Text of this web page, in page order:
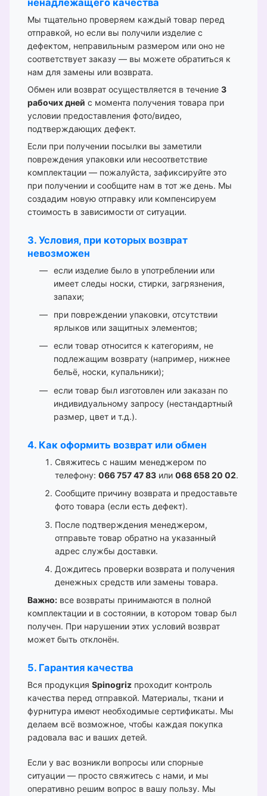
Мы тщательно проверяем каждый товар перед
отправкой, но если вы получили изделие с
дефектом, неправильным размером или оно не
соответствует заказу — вы можете обратиться к
нам для замены или возврата.
Обмен или возврат осуществляется в течение 3
рабочих дней с момента получения товара при
условии предоставления фото/видео,
подтверждающих дефект.
Если при получении посылки вы заметили
повреждения упаковки или несоответствие
комплектации — пожалуйста, зафиксируйте это
при получении и сообщите нам в тот же день. Мы
создадим новую отправку или компенсируем
стоимость в зависимости от ситуации.
3. Условия, при которых возврат
невозможен
если изделие было в употреблении или
имеет следы носки, стирки, загрязнения,
запахи;
при повреждении упаковки, отсутствии
ярлыков или защитных элементов;
если товар относится к категориям, не
подлежащим возврату (например, нижнее
бельё, носки, купальники);
если товар был изготовлен или заказан по
индивидуальному запросу (нестандартный
размер, цвет и т.д.).
4. Как оформить возврат или обмен
Свяжитесь с нашим менеджером по
телефону: 066 757 47 83 или 068 658 20 02.
Сообщите причину возврата и предоставьте
фото товара (если есть дефект).
После подтверждения менеджером,
отправьте товар обратно на указанный
адрес службы доставки.
Дождитесь проверки возврата и получения
денежных средств или замены товара.
Важно: все возвраты принимаются в полной
комплектации и в состоянии, в котором товар был
получен. При нарушении этих условий возврат
может быть отклонён.
5. Гарантия качества
Вся продукция Spinogriz проходит контроль
качества перед отправкой. Материалы, ткани и
фурнитура имеют необходимые сертификаты. Мы
делаем всё возможное, чтобы каждая покупка
радовала вас и ваших детей.
Если у вас возникли вопросы или спорные
ситуации — просто свяжитесь с нами, и мы
оперативно решим вопрос в вашу пользу. Мы